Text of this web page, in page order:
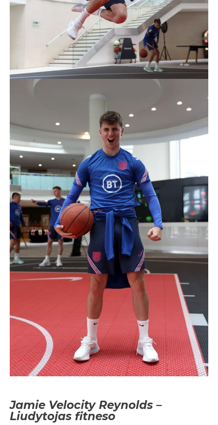
Jamie Velocity Reynolds –
Liudytojas fitneso